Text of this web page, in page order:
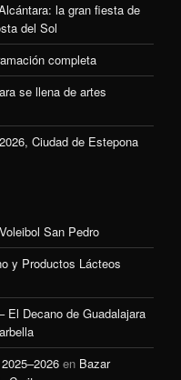
la gran fiesta de
del Sol
completa
se llena de artes
Ciudad de Estepona
San Pedro
y Productos Lácteos
El Decano de Guadalajara
en Bazar